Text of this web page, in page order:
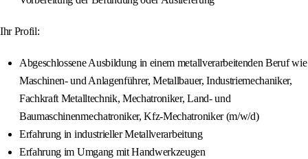
Ihr Profil:
Abgeschlossene Ausbildung in einem metallverarbeitenden Beruf wie
Maschinen- und Anlagenführer, Metallbauer, Industriemechaniker,
Fachkraft Metalltechnik, Mechatroniker, Land- und
Baumaschinenmechatroniker, Kfz-Mechatroniker (m/w/d)
Erfahrung in industrieller Metallverarbeitung
Erfahrung im Umgang mit Handwerkzeugen